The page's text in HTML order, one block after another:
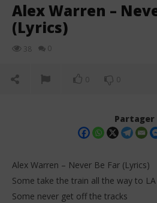
Alex Warren –
(Lyrics)
38 0
0 0
Partager
Alex Warren – Never Be Far (Lyrics)
Some take the train all the way to LA
Some never get off the tracks